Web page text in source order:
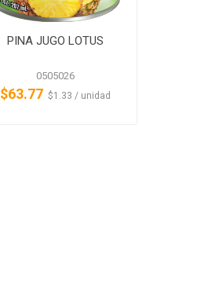
PINA JUGO LOTUS
0505026
$63.77 ‏‏‎ ‎‏‏‎ ‎$1.33 / unidad